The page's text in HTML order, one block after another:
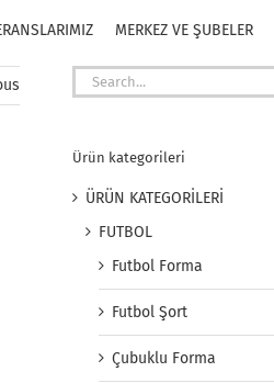
MERKEZ VE ŞUBELER
Search
for:
Ürün kategorileri
ÜRÜN KATEGORİLERİ
FUTBOL
Futbol Forma
Futbol Şort
Çubuklu Forma